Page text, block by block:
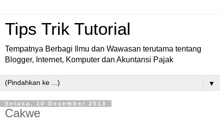
Tips Trik Tutorial
Tempatnya Berbagi Ilmu dan Wawasan terutama tentang
Blogger, Internet, Komputer dan Akuntansi Pajak
▼
Selasa, 10 Desember 2013
Cakwe